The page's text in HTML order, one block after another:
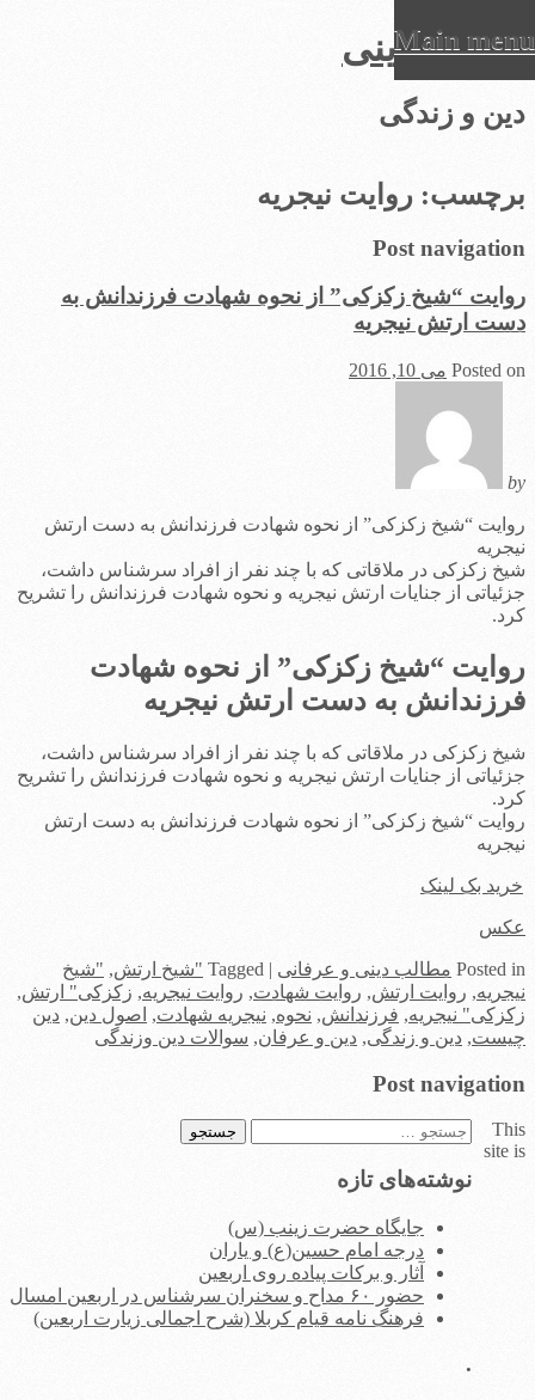
عرفان دینی
دین و زندگی
Main menu
to
content
برچسب: روایت نیجریه
Post navigation
روایت “شیخ زکزکی” از نحوه شهادت فرزندانش به
دست ارتش نیجریه
Posted on می 10, 2016
by
روایت “شیخ زکزکی” از نحوه شهادت فرزندانش به دست ارتش
نیجریه
شیخ زکزکی در ملاقاتی که با چند نفر از افراد سرشناس داشت،
جزئیاتی از جنایات ارتش نیجریه و نحوه شهادت فرزندانش را تشریح
کرد.
روایت “شیخ زکزکی” از نحوه شهادت
فرزندانش به دست ارتش نیجریه
شیخ زکزکی در ملاقاتی که با چند نفر از افراد سرشناس داشت،
جزئیاتی از جنایات ارتش نیجریه و نحوه شهادت فرزندانش را تشریح
کرد.
روایت “شیخ زکزکی” از نحوه شهادت فرزندانش به دست ارتش
نیجریه
خرید بک لینک
عکس
Posted in مطالب دینی و عرفانی |
Tagged "شیخ ارتش, "شیخ
نیجریه, روایت ارتش, روایت شهادت, روایت نیجریه, زکزکی" ارتش,
زکزکی" نیجریه, فرزندانش, نحوه, نیجریه شهادت, اصول دین, دین
چیست, دین و زندگی, دین و عرفان, سوالات دین وزندگی
Post navigation
جستجو
نوشته‌های تازه
جایگاه حضرت زینب (س)
درجه امام حسین(ع) و یاران
آثار و برکات پیاده روی اربعین
حضور ۶۰ مداح و سخنران سرشناس در اربعین امسال
فرهنگ نامه قیام کربلا (شرح اجمالی زیارت اربعین)
.
This
site is